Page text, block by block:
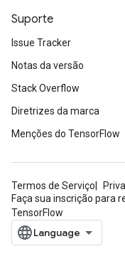
Suporte
Issue Tracker
Notas da versão
Stack Overflow
Diretrizes da marca
Menções do TensorFlow
Termos de Serviço
Faça sua inscrição para
TensorFlow